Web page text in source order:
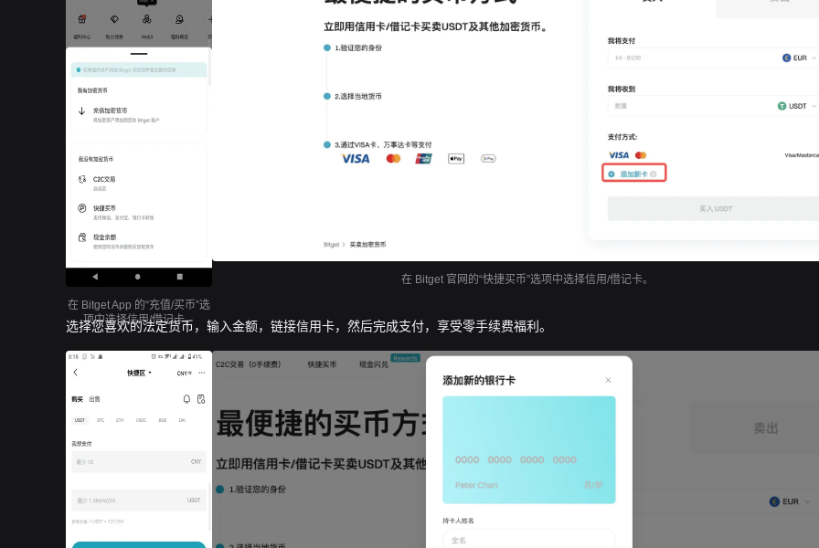
在 Bitget App 的“充值/买币”选
项中选择信用/借记卡。
在 Bitget 官网的“快捷买币”选项中选择信用/借记卡。
选择您喜欢的法定货币，输入金额，链接信用卡，然后完成支付，享受零手续费福利。